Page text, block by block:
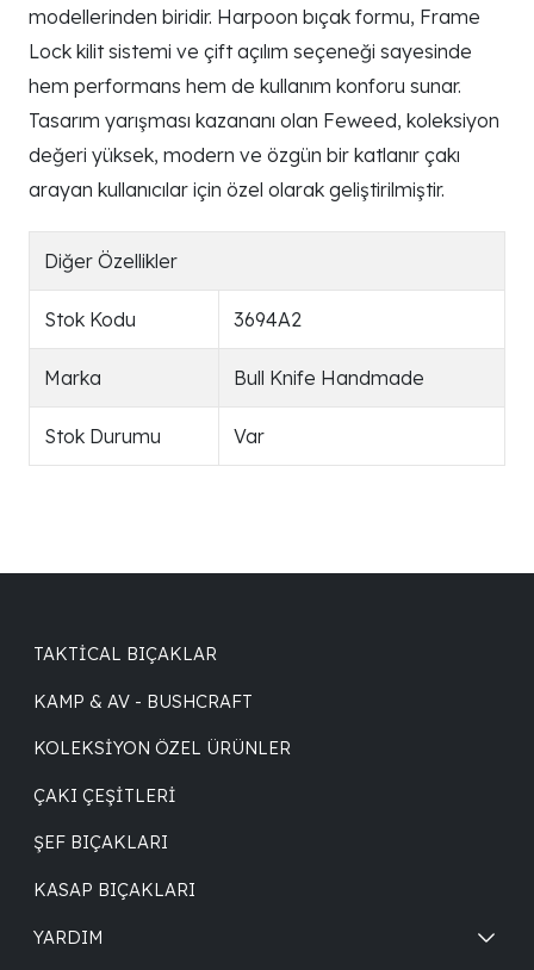
modellerinden biridir. Harpoon bıçak formu, Frame
Lock kilit sistemi ve çift açılım seçeneği sayesinde
hem performans hem de kullanım konforu sunar.
Tasarım yarışması kazananı olan Feweed, koleksiyon
değeri yüksek, modern ve özgün bir katlanır çakı
arayan kullanıcılar için özel olarak geliştirilmiştir.
Diğer Özellikler
Stok Kodu 3694A2
Marka Bull Knife Handmade
Stok Durumu Var
TAKTICAL BIÇAKLAR
KAMP & AV - BUSHCRAFT
KOLEKSIYON ÖZEL ÜRÜNLER
ÇAKI ÇEŞITLERI
ŞEF BIÇAKLARI
KASAP BIÇAKLARI
YARDIM